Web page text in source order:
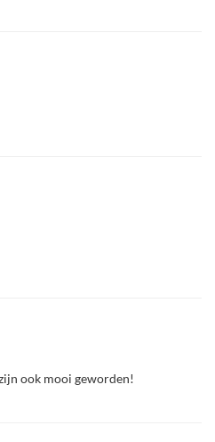
ook mooi geworden!